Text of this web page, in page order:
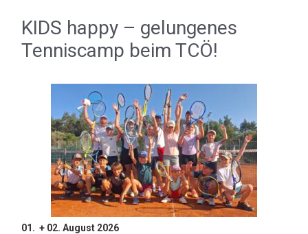
KIDS happy – gelungenes
Tenniscamp beim TCÖ!
01. + 02. August 2026